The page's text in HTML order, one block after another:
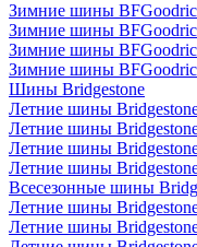
Зимние шины
Зимние шины
Зимние шины
Зимние шины
Шины Bridgestone
Летние шины
Летние шины
Летние шины
Летние шины
Всесезонные шины
Летние шины
Летние шины